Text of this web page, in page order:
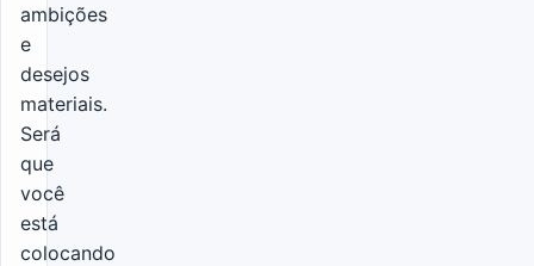
ambições
e
desejos
materiais.
Será
que
você
está
colocando